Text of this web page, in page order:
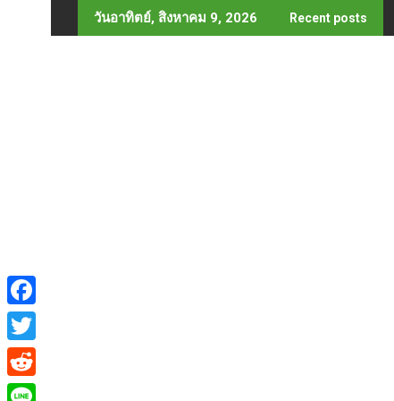
to
วันอาทิตย์, สิงหาคม 9, 2026 Recent posts
F
a
c
T
w
R